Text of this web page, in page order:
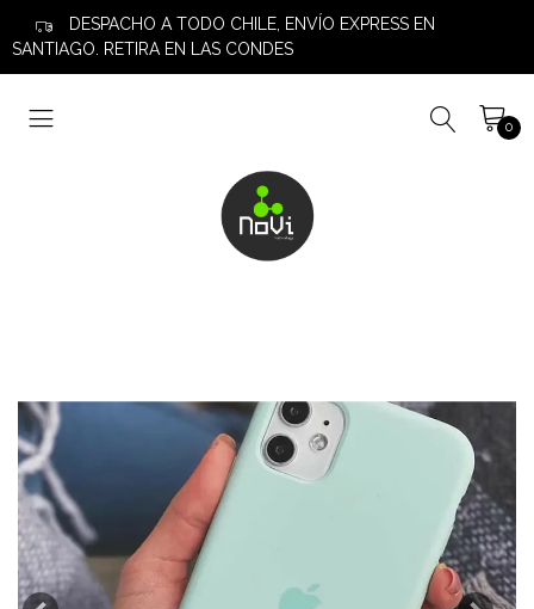
DESPACHO A TODO CHILE, ENVÍO EXPRESS EN
SANTIAGO. RETIRA EN LAS CONDES
0